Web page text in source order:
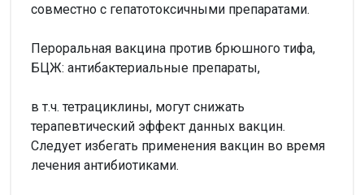
совместно с гепатотоксичными препаратами.
Пероральная вакцина против брюшного тифа,
БЦЖ: антибактериальные препараты,
в т.ч. тетрациклины, могут снижать
терапевтический эффект данных вакцин.
Следует избегать применения вакцин во время
лечения антибиотиками.